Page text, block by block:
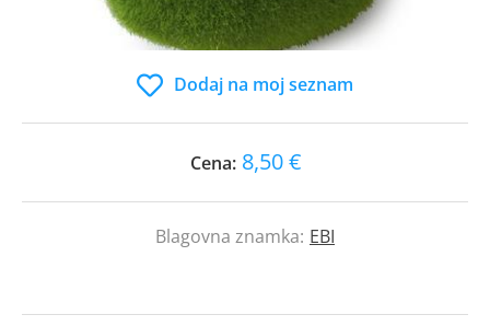
Dodaj na moj seznam
Cena: 8,50 €
Blagovna znamka: EBI